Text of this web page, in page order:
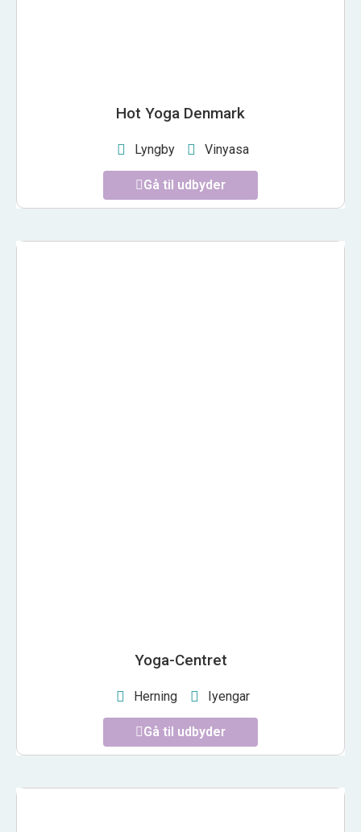
Hot Yoga Denmark
Lyngby Vinyasa
Gå til udbyder
Yoga-Centret
Herning Iyengar
Gå til udbyder